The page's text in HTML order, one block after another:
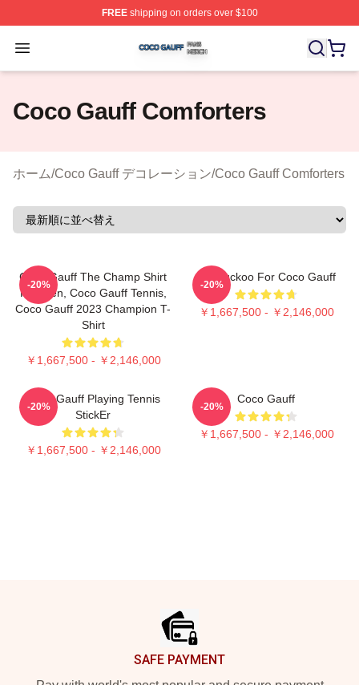
FREEshipping on orders over $100
Open menu
Coco Gauff Shop ⚡️ Officially Licensed Coco Gauff
Coco Gauff Comforters
ホーム/Coco Gauff デコレーション/Coco Gauff Comforters
Coco Gauff The Champ Shirt
For Men, Coco Gauff Tennis,
Coco Gauff 2023 Champion T-
Shirt
￥1,667,500 - ￥2,146,000
-20%
I'm Cuckoo For Coco Gauff
￥1,667,500 - ￥2,146,000
-20%
Coco Gauff Playing Tennis
StickEr
￥1,667,500 - ￥2,146,000
-20%
Coco Gauff
￥1,667,500 - ￥2,146,000
-20%
SAFE PAYMENT